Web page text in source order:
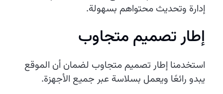
إدارة وتحديث محتواهم بسهولة.
إطار تصميم متجاوب
استخدمنا إطار تصميم متجاوب لضمان أن الموقع
يبدو رائعًا ويعمل بسلاسة عبر جميع الأجهزة.